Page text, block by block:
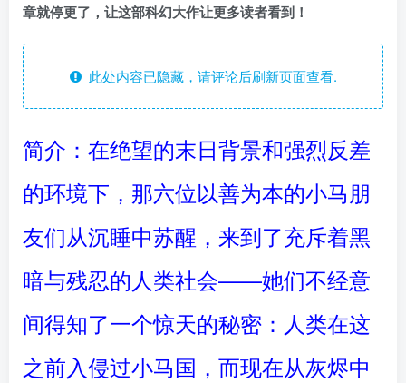
章就停更了，让这部科幻大作让更多读者看到！
此处内容已隐藏，请评论后刷新页面查看.
简介：在绝望的末日背景和强烈反差
的环境下，那六位以善为本的小马朋
友们从沉睡中苏醒，来到了充斥着黑
暗与残忍的人类社会——她们不经意
间得知了一个惊天的秘密：人类在这
之前入侵过小马国，而现在从灰烬中